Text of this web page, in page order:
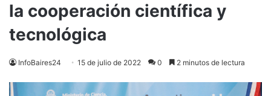
la cooperación científica y
tecnológica
InfoBaires24 15 de julio de 2022 0 2 minutos de lectura